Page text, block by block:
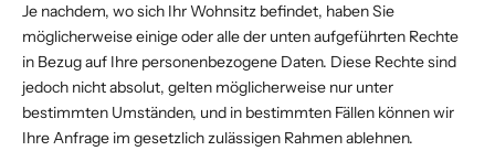
Je nachdem, wo sich Ihr Wohnsitz befindet, haben Sie
möglicherweise einige oder alle der unten aufgeführten Rechte
in Bezug auf Ihre personenbezogene Daten. Diese Rechte sind
jedoch nicht absolut, gelten möglicherweise nur unter
bestimmten Umständen, und in bestimmten Fällen können wir
Ihre Anfrage im gesetzlich zulässigen Rahmen ablehnen.